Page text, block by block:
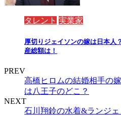
タレント 実業家
厚切りジェイソンの嫁は日本人
産総額は！
PREV
高橋ヒロムの結婚相手の
は八王子のどこ？
NEXT
石川翔鈴の水着&ランジ